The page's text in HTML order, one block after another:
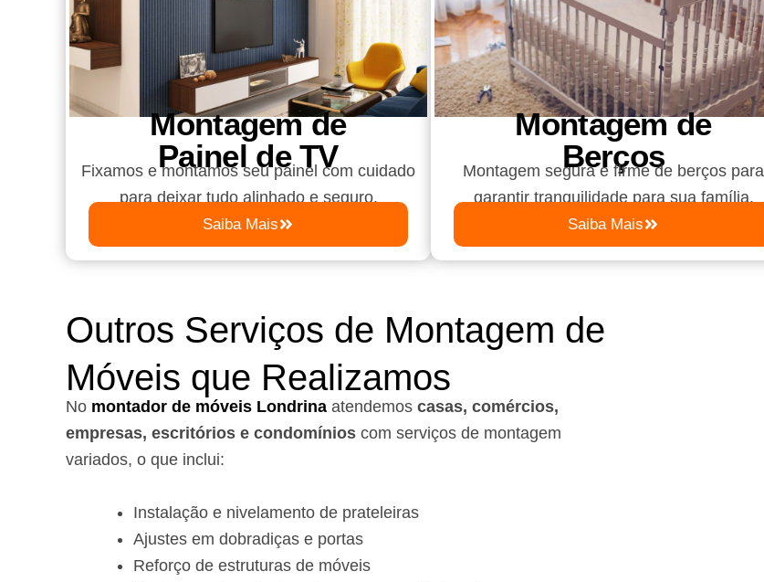
Montagem de
Painel de TV
Fixamos e montamos seu painel com cuidado
para deixar tudo alinhado e seguro.
Saiba Mais
Montagem de
Berços
Montagem segura e firme de berços para
garantir tranquilidade para sua família.
Saiba Mais
Outros Serviços de Montagem de
Móveis que Realizamos
No montador de móveis Londrina atendemos casas, comércios,
empresas, escritórios e condomínios com serviços de montagem
variados, o que inclui:
Instalação e nivelamento de prateleiras
Ajustes em dobradiças e portas
Reforço de estruturas de móveis